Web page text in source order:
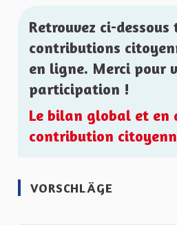
Retrouvez ci-dessous
contributions
en ligne. Merci pour
participation !
Le bilan global et en
contribution
VORSCHLÄGE